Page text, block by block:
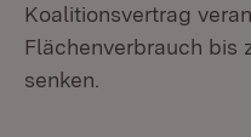
Koalitionsvertrag
Flächenverbrauch bis
senken.